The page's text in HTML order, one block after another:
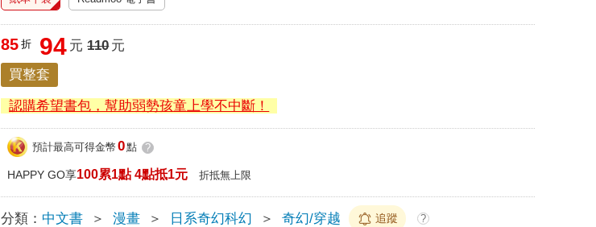
85 折 94 元 110元
買整套
認購希望書包，幫助弱勢孩童上學不中斷！
預計最高可得金幣 0點 ?
HAPPY GO享100累1點 4點抵1元 折抵無上限
分類： 中文書 ＞ 漫畫 ＞ 日系奇幻科幻 ＞ 奇幻/穿越 追蹤 ?